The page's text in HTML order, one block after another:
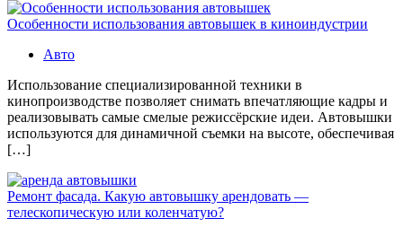
Особенности использования автовышек в киноиндустрии
Авто
Использование специализированной техники в
кинопроизводстве позволяет снимать впечатляющие кадры и
реализовывать самые смелые режиссёрские идеи. Автовышки
используются для динамичной съемки на высоте, обеспечивая
[…]
Ремонт фасада. Какую автовышку арендовать —
телескопическую или коленчатую?